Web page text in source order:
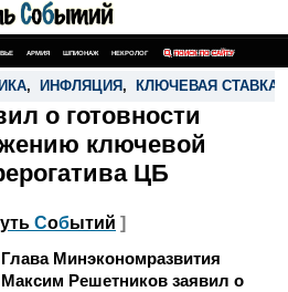
АРМИЯ ШПИОНАЖ НЕКРОЛОГ ПОИСК ПО САЙТУ
, ИНФЛЯЦИЯ , КЛЮЧЕВАЯ СТАВКА
о готовности
ключевой
ЦБ
уть Событий ]
Глава Минэкономразвития
Максим Решетников заявил о